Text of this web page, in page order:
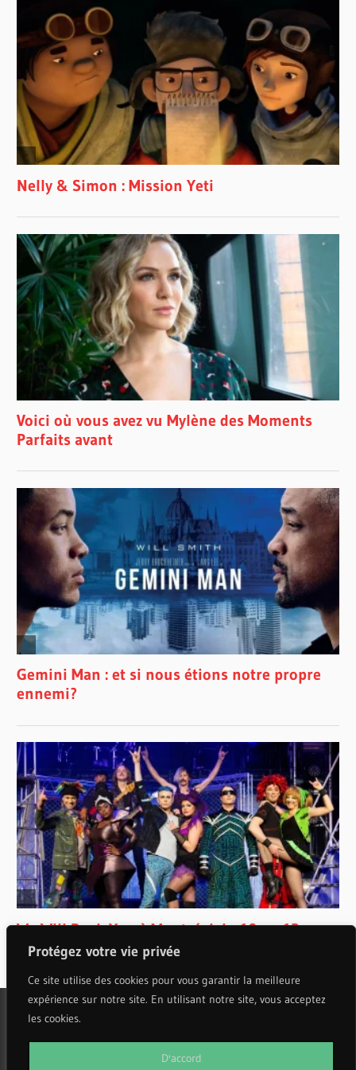
Protégez votre vie privée
Ce site utilise des cookies pour vous garantir la meilleure
expérience sur notre site. En utilisant notre site, vous acceptez
les cookies.
D'accord
CHARLES
RICHARD-
HAMELIN
CHAYA
CERNOWIN
CHRISTOPHER
GEKKER
CLIVE
GREENSMITH
COUNTER
DOMAINE
FORGET
DONNA
BROWN
DUKE
ELLINGTON
ENSEMBLE
PARAMIRABO
FLORENCE
K
FRANÇOIS
DAVOINE
HANDEL
JASON
FRANÇOIS
LAPOINTE
JEAN-
PHILIPPE
TREMBLAY
JOHN
COHEN
JOSEPH
ALESSI
JULIE
BOULIANNE
JULIE
LAMONTAGNE
KERSON
VIOLONS
DU ROY
LORENZO
MICHELI
MARC- WordPress Theme: Wellington by ThemeZee.